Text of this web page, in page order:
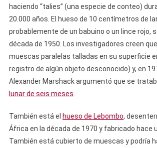
haciendo “talies” (una especie de conteo)
20.000 años. El hueso de 10 centímetros de
probablemente de un babuino o un lince rojo,
década de 1950. Los investigadores creen
muescas paralelas talladas en su superficie
registro de algún objeto desconocido) y, en
Alexander Marshack argumentó que se
lunar de seis meses
También está el hueso de Lebombo,
África en la década de 1970 y fabricado hace
También está cubierto de muescas y podría